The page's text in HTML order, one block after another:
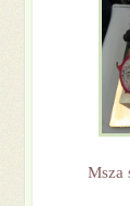
Msza